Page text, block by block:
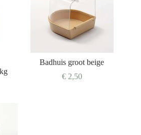
Badhuis groot beige
€2,50